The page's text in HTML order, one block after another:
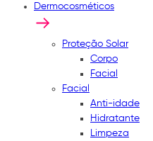
Dermocosméticos
Proteção Solar
Corpo
Facial
Facial
Anti-idade
Hidratante
Limpeza